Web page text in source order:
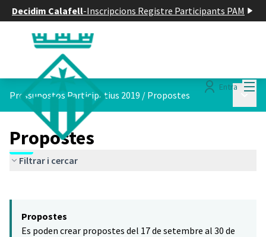
Decidim Calafell-Inscripcions Registre Participants PAM
Entra
Pressupostos Participatius 2019 / Propostes
Propostes
Filtrar i cercar
−
Propostes
Es poden crear propostes del 17 de setembre al 30 de